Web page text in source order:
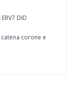
DID
corone e